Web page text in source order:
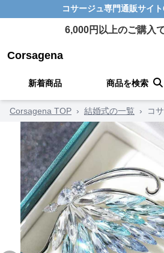
コサージュ専門通販サイト
6,000円以上のご購入
Corsagena
新着商品 商品を検索
Corsagena TOP › 結婚式の一覧 › コ